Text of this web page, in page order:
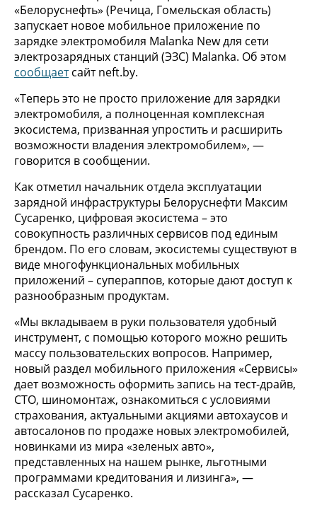
«Белоруснефть» (Речица, Гомельская область)
запускает новое мобильное приложение по
зарядке электромобиля Malanka New для сети
электрозарядных станций (ЭЗС) Malanka. Об этом
сообщаетсайт neft.by.
«Теперь это не просто приложение для зарядки
электромобиля, а полноценная комплексная
экосистема, призванная упростить и расширить
возможности владения электромобилем», —
говорится в сообщении.
Как отметил начальник отдела эксплуатации
зарядной инфраструктуры Белоруснефти Максим
Сусаренко, цифровая экосистема – это
совокупность различных сервисов под единым
брендом. По его словам, экосистемы существуют в
виде многофункциональных мобильных
приложений – супераппов, которые дают доступ к
разнообразным продуктам.
«Мы вкладываем в руки пользователя удобный
инструмент, с помощью которого можно решить
массу пользовательских вопросов. Например,
новый раздел мобильного приложения «Сервисы»
дает возможность оформить запись на тест-драйв,
СТО, шиномонтаж, ознакомиться с условиями
страхования, актуальными акциями автохаусов и
автосалонов по продаже новых электромобилей,
новинками из мира «зеленых авто»,
представленных на нашем рынке, льготными
программами кредитования и лизинга», —
рассказал Сусаренко.